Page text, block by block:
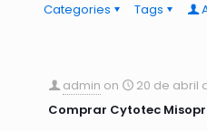
Categories Tags
admin on
20 de abril
Comprar Cytotec